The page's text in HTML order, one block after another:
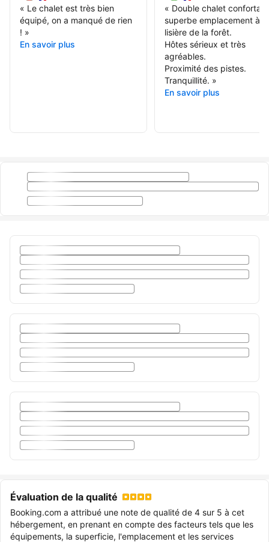
« Le chalet est très bien
équipé, on a manqué de rien
! »
En savoir plus
« Double chalet
superbe emplacement à la
lisière de la forêt.
Hôtes sérieux et très
agréables.
Proximité des pistes.
Tranquillité. »
En savoir plus
Évaluation de la qualité
Booking.com a attribué une note de qualité de 4 sur 5 à cet
hébergement, en prenant en compte des facteurs tels que les
équipements, la superficie, l'emplacement et les services